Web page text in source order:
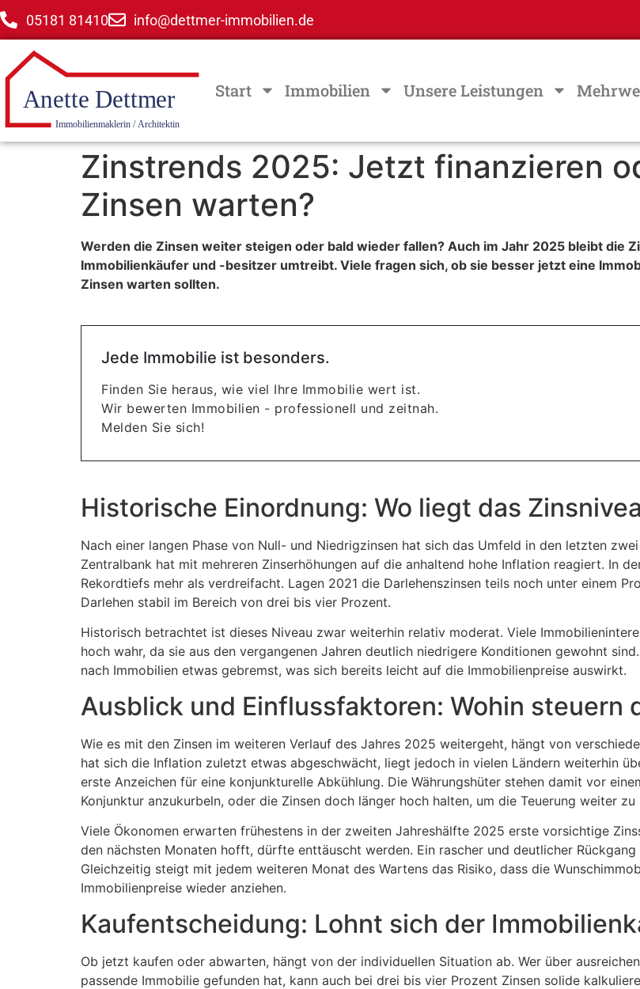
05181 81410 info@dettmer-immobilien.de
Start Immobilien Unsere Leistungen
Zinstrends 2025: Jetzt finanzieren
Zinsen warten?
Werden die Zinsen weiter steigen oder bald wieder fallen? Auch im Jahr 2025 bleibt die
Immobilienkäufer und -besitzer umtreibt. Viele fragen sich, ob sie besser jetzt eine
Zinsen warten sollten.
Jede Immobilie ist besonders.
Finden Sie heraus, wie viel Ihre Immobilie wert ist.
Wir bewerten Immobilien - professionell und zeitnah.
Melden Sie sich!
Historische Einordnung: Wo liegt das
Nach einer langen Phase von Null- und Niedrigzinsen hat sich das Umfeld in den letzten
Zentralbank hat mit mehreren Zinserhöhungen auf die anhaltend hohe Inflation reagiert. In
Rekordtiefs mehr als verdreifacht. Lagen 2021 die Darlehenszinsen teils noch unter einem
Darlehen stabil im Bereich von drei bis vier Prozent.
Historisch betrachtet ist dieses Niveau zwar weiterhin relativ moderat. Viele
hoch wahr, da sie aus den vergangenen Jahren deutlich niedrigere Konditionen gewohnt
nach Immobilien etwas gebremst, was sich bereits leicht auf die Immobilienpreise auswirkt.
Ausblick und Einflussfaktoren: Wohin steuern
Wie es mit den Zinsen im weiteren Verlauf des Jahres 2025 weitergeht, hängt von
hat sich die Inflation zuletzt etwas abgeschwächt, liegt jedoch in vielen Ländern weiterhin
erste Anzeichen für eine konjunkturelle Abkühlung. Die Währungshüter stehen damit vor
Konjunktur anzukurbeln, oder die Zinsen doch länger hoch halten, um die Teuerung weiter zu
Viele Ökonomen erwarten frühestens in der zweiten Jahreshälfte 2025 erste vorsichtige
den nächsten Monaten hofft, dürfte enttäuscht werden. Ein rascher und deutlicher
Gleichzeitig steigt mit jedem weiteren Monat des Wartens das Risiko, dass die
Immobilienpreise wieder anziehen.
Kaufentscheidung: Lohnt sich der
Ob jetzt kaufen oder abwarten, hängt von der individuellen Situation ab. Wer über
passende Immobilie gefunden hat, kann auch bei drei bis vier Prozent Zinsen solide